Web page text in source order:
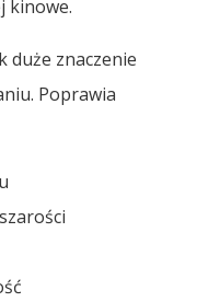
kinowe.
duże znaczenie
Poprawia